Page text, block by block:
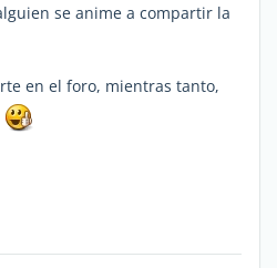
se anime a compartir la
en el foro, mientras tanto,